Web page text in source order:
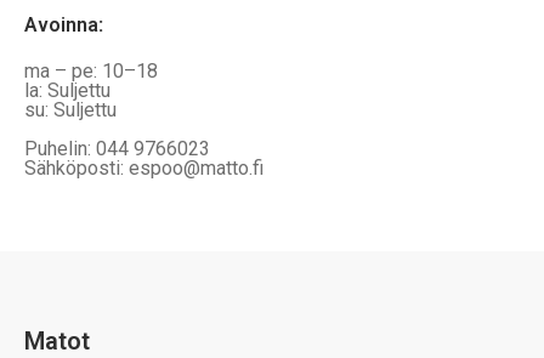
Avoinna:
ma – pe: 10–18
la: Suljettu
su: Suljettu
Puhelin: 044 9766023
Sähköposti: espoo@matto.fi
Matot